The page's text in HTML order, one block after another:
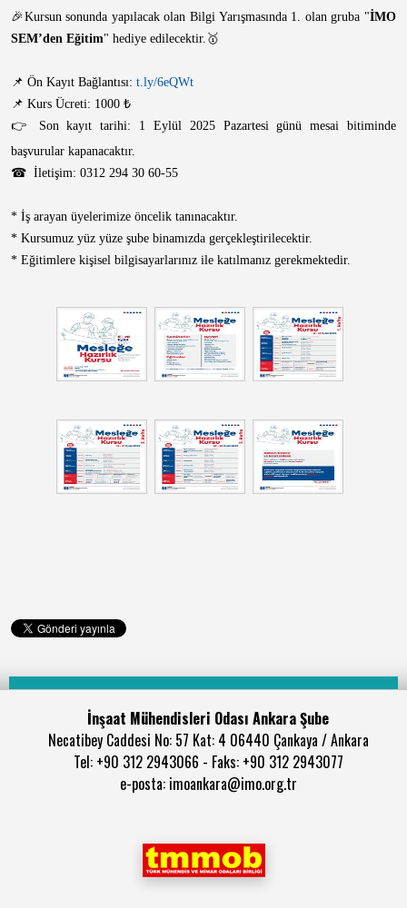
🎉Kursun sonunda yapılacak olan Bilgi Yarışmasında 1. olan gruba "İMO
SEM’den Eğitim" hediye edilecektir.🥇
📌 Ön Kayıt Bağlantısı: t.ly/6eQWt
📌 Kurs Ücreti: 1000 ₺
👉 Son kayıt tarihi: 1 Eylül 2025 Pazartesi günü mesai bitiminde
başvurular kapanacaktır.
☎ İletişim: 0312 294 30 60-55
* İş arayan üyelerimize öncelik tanınacaktır.
* Kursumuz yüz yüze şube binamızda gerçekleştirilecektir.
* Eğitimlere kişisel bilgisayarlarınız ile katılmanız gerekmektedir.
İnşaat Mühendisleri Odası Ankara Şube
Necatibey Caddesi No: 57 Kat: 4 06440 Çankaya / Ankara
Tel: +90 312 2943066 - Faks: +90 312 2943077
e-posta: imoankara@imo.org.tr